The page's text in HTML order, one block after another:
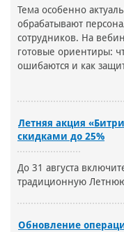
Тема особенно
обрабатывают
сотрудников. На
готовые ориентиры:
ошибаются и как
Летняя акция
скидками до 25%
До 31 августа
традиционную
Обновление